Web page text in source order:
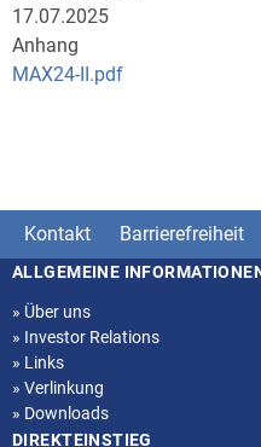
17.07.2025
Anhang
MAX24-II.pdf
Kontakt Barrierefreiheit
Seitenstruktur
ALLGEMEINE
» Über uns
» Investor Relations
» Links
» Verlinkung
» Downloads
DIREKTEINSTIEG